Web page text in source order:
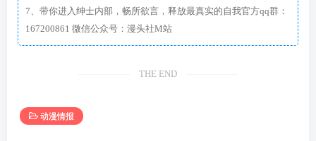
7、带你进入绅士内部，畅所欲言，释放最真实的自我官方qq群：
167200861 微信公众号：漫头社M站
THE END
动漫情报